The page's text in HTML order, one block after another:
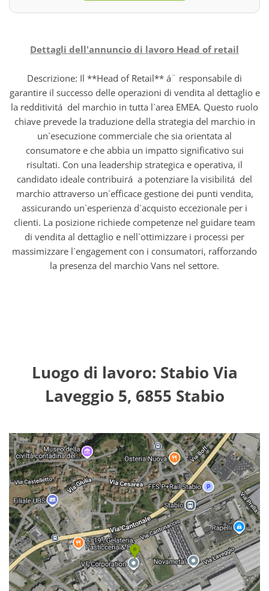
Dettagli dell'annuncio di lavoro Head of retail
Descrizione: Il **Head of Retail** á¨ responsabile di
garantire il successo delle operazioni di vendita al dettaglio e
la redditivitá del marchio in tutta l`area EMEA. Questo ruolo
chiave prevede la traduzione della strategia del marchio in
un`esecuzione commerciale che sia orientata al
consumatore e che abbia un impatto significativo sui
risultati. Con una leadership strategica e operativa, il
candidato ideale contribuirá a potenziare la visibilitá del
marchio attraverso un`efficace gestione dei punti vendita,
assicurando un`esperienza d`acquisto eccezionale per i
clienti. La posizione richiede competenze nel guidare team
di vendita al dettaglio e nell`ottimizzare i processi per
massimizzare l`engagement con i consumatori, rafforzando
la presenza del marchio Vans nel settore.
Luogo di lavoro: Stabio Via
Laveggio 5, 6855 Stabio